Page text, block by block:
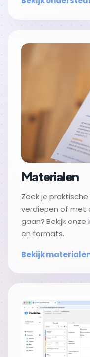
Materialen
Zoek je
verdiepen of met
gaan? Bekijk
en formats.
Bekijk